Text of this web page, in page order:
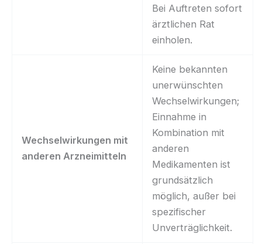
Bei Auftreten sofort
ärztlichen Rat
einholen.
Wechselwirkungen mit
anderen Arzneimitteln
Keine bekannten
unerwünschten
Wechselwirkungen;
Einnahme in
Kombination mit
anderen
Medikamenten ist
grundsätzlich
möglich, außer bei
spezifischer
Unverträglichkeit.